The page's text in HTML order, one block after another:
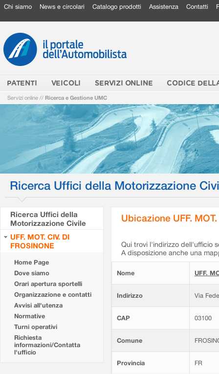
Chi siamo News e circolari Catalogo prodotti Assistenza Contatti
PATENTI VEICOLI SERVIZI ONLINE CODICE
Servizi online // Ricerca e Gestione UMC
Ricerca Uffici della Motorizzazione
Ricerca Uffici della
Motorizzazione Civile
UFF. MOT. CIV. DI
FROSINONE
Home Page
Dove siamo
Orari apertura sportelli
Organizzazione e contatti
Avvisi all'utenza
Normative
Turni operativi
Richiesta
informazioni/Contatta
l'ufficio
Ubicazione UFF.
Qui trovi l'indirizzo dell'ufficio
A disposizione anche una
Nome UFF.
Indirizzo Via
CAP 03100
Comune
Provincia FR